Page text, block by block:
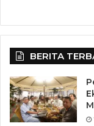
BERITA